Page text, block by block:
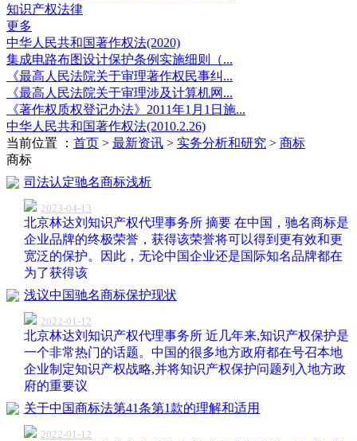
知识产权法律
更多
中华人民共和国著作权法(2020)
集成电路布图设计保护条例实施细则（...
《最高人民法院关于审理著作权民事纠...
《最高人民法院关于审理涉及计算机网...
《著作权质权登记办法》2011年1月1日施...
中华人民共和国著作权法(2010.2.26)
当前位置 ： 首页 > 最新资讯 > 实务分析和研究 > 商标
商标
司法认定驰名商标浅析
2023-04-13
北京林达刘知识产权代理事务所 摘要 在中国，驰名商标是
企业品牌的终极荣誉，获得该荣誉将可以得到更有效和更
宽泛的保护。因此，无论中国企业还是国际知名品牌都在
为了获得该
浅议中国驰名商标保护现状
2022-01-12
北京林达刘知识产权代理事务所 近几年来,知识产权保护是
一个非常热门的话题。中国的很多地方政府都在号召本地
企业制定知识产权战略,并将知识产权保护问题列入地方政
府的重要议
关于中国商标法第41条第1款的理解和适用
2022-01-12